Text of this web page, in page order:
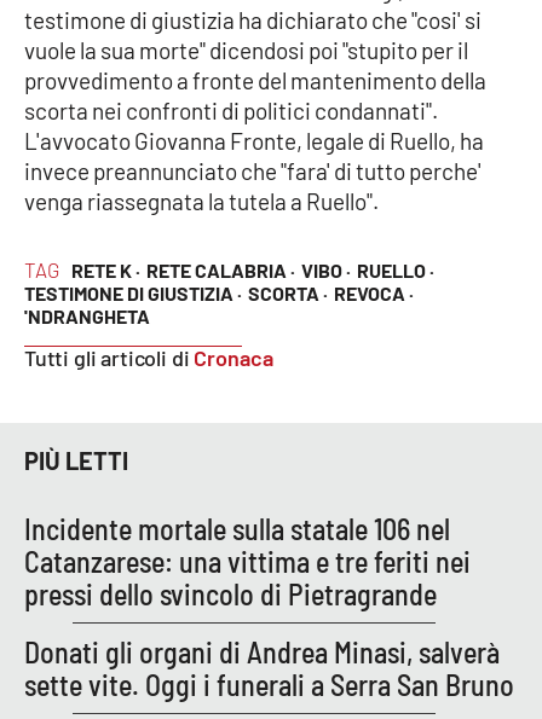
Imprese Di Calabria
Le perfidie di Antonella Grippo
Venti di comunicazione
LaC TV
LaC Network
EDIZIONI
LOCALI
Catanzaro
Crotone
Vibo Valentia
TAG RETE K · RETE CALABRIA · VIBO · RUELLO ·
TESTIMONE DI GIUSTIZIA · SCORTA · REVOCA ·
'NDRANGHETA
Tutti gli articoli di Cronaca
testimone di giustizia ha dichiarato che "cosi' si
vuole la sua morte" dicendosi poi "stupito per il
provvedimento a fronte del mantenimento della
scorta nei confronti di politici condannati".
L'avvocato Giovanna Fronte, legale di Ruello, ha
invece preannunciato che "fara' di tutto perche'
venga riassegnata la tutela a Ruello".
PIÙ LETTI
Incidente mortale sulla statale 106 nel
Catanzarese: una vittima e tre feriti nei
pressi dello svincolo di Pietragrande
Donati gli organi di Andrea Minasi, salverà
sette vite. Oggi i funerali a Serra San Bruno